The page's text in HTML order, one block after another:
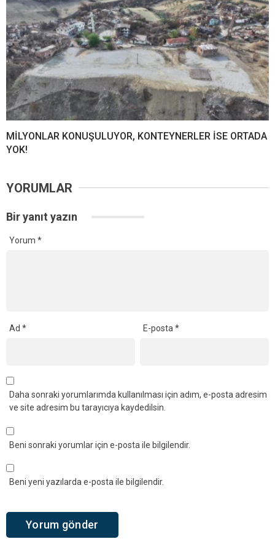
MİLYONLAR KONUŞULUYOR, KONTEYNERLER İSE ORTADA
YOK!
YORUMLAR
Bir yanıt yazın
Yorum *
Ad * E-posta*
Daha sonraki yorumlarımda kullanılması için adım, e-posta adresim
ve site adresim bu tarayıcıya kaydedilsin.
Beni sonraki yorumlar için e-posta ile bilgilendir.
Beni yeni yazılarda e-posta ile bilgilendir.